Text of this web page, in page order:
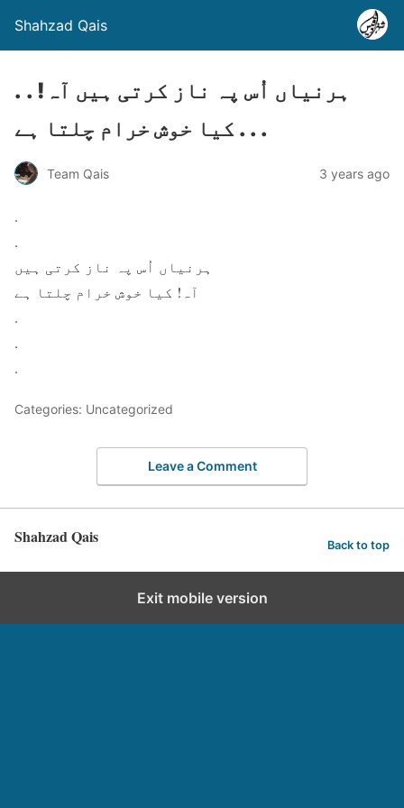
Shahzad Qais
. . ہرنیاں اُس پہ ناز کرتی ہیں آہ!
کیا خوش خرام چلتا ہے . . .
Team Qais 3 years ago
.
.
ہرنیاں اُس پہ ناز کرتی ہیں
آہ! کیا خوش خرام چلتا ہے
.
.
.
Categories: Uncategorized
Leave a Comment
Shahzad Qais Back to top
Exit mobile version